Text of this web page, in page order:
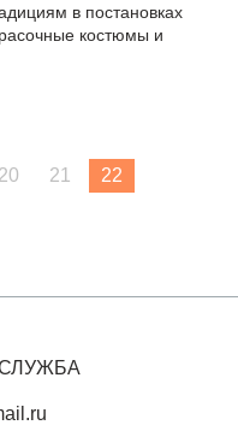
в постановках
костюмы и
20 21 22